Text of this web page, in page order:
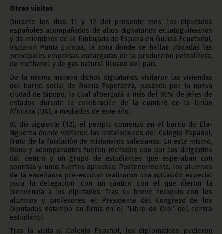
Otras visitas
Durante los días 11 y 12 del presente mes, los diputados
españoles acompañados de altos dignatarios ecuatoguineanos
y de miembros de la Embajada de España en Guinea Ecuatorial,
visitaron Punta Europa, la zona donde se hallan ubicadas las
principales empresas encargadas de la producción petrolífera,
de methanol y de gas natural licuado del país.
De la misma manera dichos dignatarios visitaron las viviendas
del barrio social de Buena Esperanza, pasando por la nueva
ciudad de Sipopo, la cual albergará a más del 90% de jefes de
estados durante la celebración de la cumbre de la Unión
Africana (UA), a mediados de este año.
Al día siguiente (12), el periplo comenzó en el barrio de Ela-
Nguema donde visitaron las instalaciones del Colegio Español,
fruto de la fundación de misioneros salesianos. En este mismo,
Bono y acompañantes fueron recibidos con por los dirigentes
del centro y un grupo de estudiantes que esperaban con
sonrisas y unos fuertes aplausos. Posteriormente, los alumnos
de la enseñanza pre-escolar realizaron una actuación especial
para la delegacion, con un cántico con el que dieron la
bienvenida a los diputados. Tras su breve coloquio con los
alumnos y profesores, el Presidente del Congreso de los
Diputados estampó su firma en el “Libro de Oro” del centro
estudiantil.
Tras la visita al Colegio Español, los diplomáticos pudieron